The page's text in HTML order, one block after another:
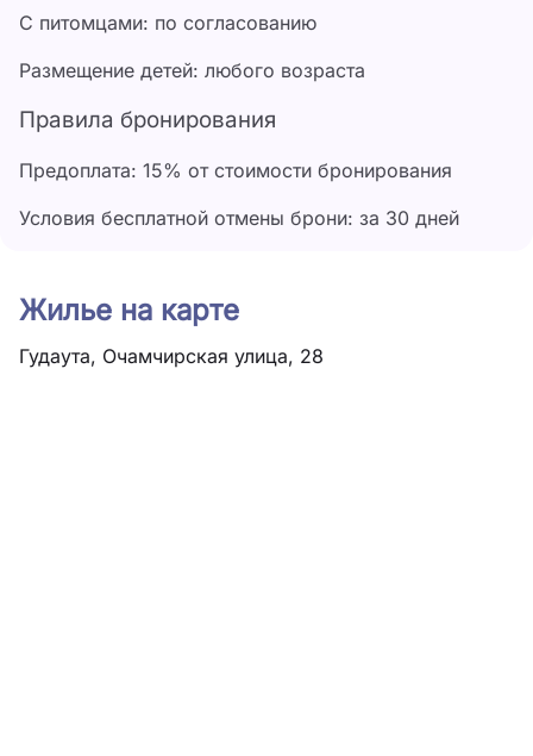
С питомцами: по согласованию
Размещение детей: любого возраста
Правила бронирования
Предоплата: 15% от стоимости бронирования
Условия бесплатной отмены брони: за 30 дней
Жилье на карте
Гудаута, Очамчирская улица, 28